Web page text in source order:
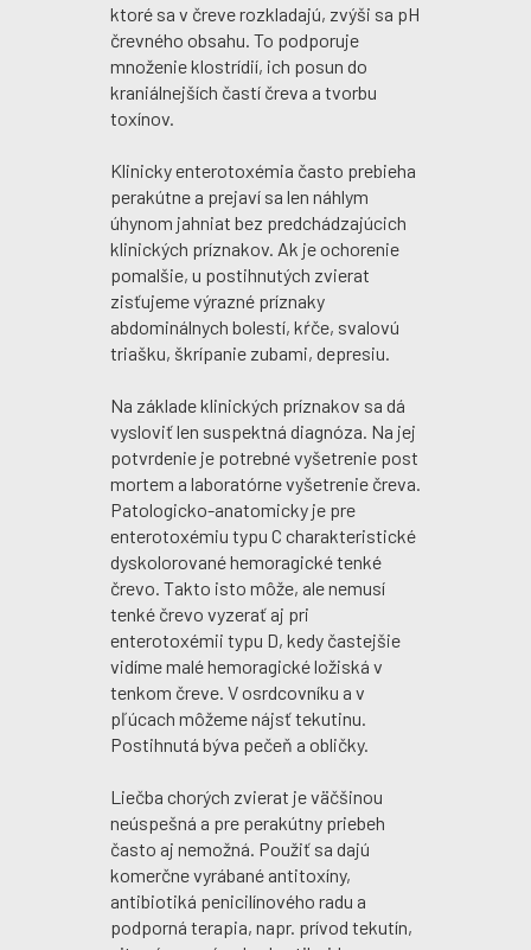
ktoré sa v čreve rozkladajú, zvýši sa pH
črevného obsahu. To podporuje
množenie klostrídií, ich posun do
kraniálnejších častí čreva a tvorbu
toxínov.
Klinicky enterotoxémia často prebieha
perakútne a prejaví sa len náhlym
úhynom jahniat bez predchádzajúcich
klinických príznakov. Ak je ochorenie
pomalšie, u postihnutých zvierat
zisťujeme výrazné príznaky
abdominálnych bolestí, kŕče, svalovú
triašku, škrípanie zubami, depresiu.
Na základe klinických príznakov sa dá
vysloviť len suspektná diagnóza. Na jej
potvrdenie je potrebné vyšetrenie post
mortem a laboratórne vyšetrenie čreva.
Patologicko-anatomicky je pre
enterotoxémiu typu C charakteristické
dyskolorované hemoragické tenké
črevo. Takto isto môže, ale nemusí
tenké črevo vyzerať aj pri
enterotoxémii typu D, kedy častejšie
vidíme malé hemoragické ložiská v
tenkom čreve. V osrdcovníku a v
pľúcach môžeme nájsť tekutinu.
Postihnutá býva pečeň a obličky.
Liečba chorých zvierat je väčšinou
neúspešná a pre perakútny priebeh
často aj nemožná. Použiť sa dajú
komerčne vyrábané antitoxíny,
antibiotiká penicilínového radu a
podporná terapia, napr. prívod tekutín,